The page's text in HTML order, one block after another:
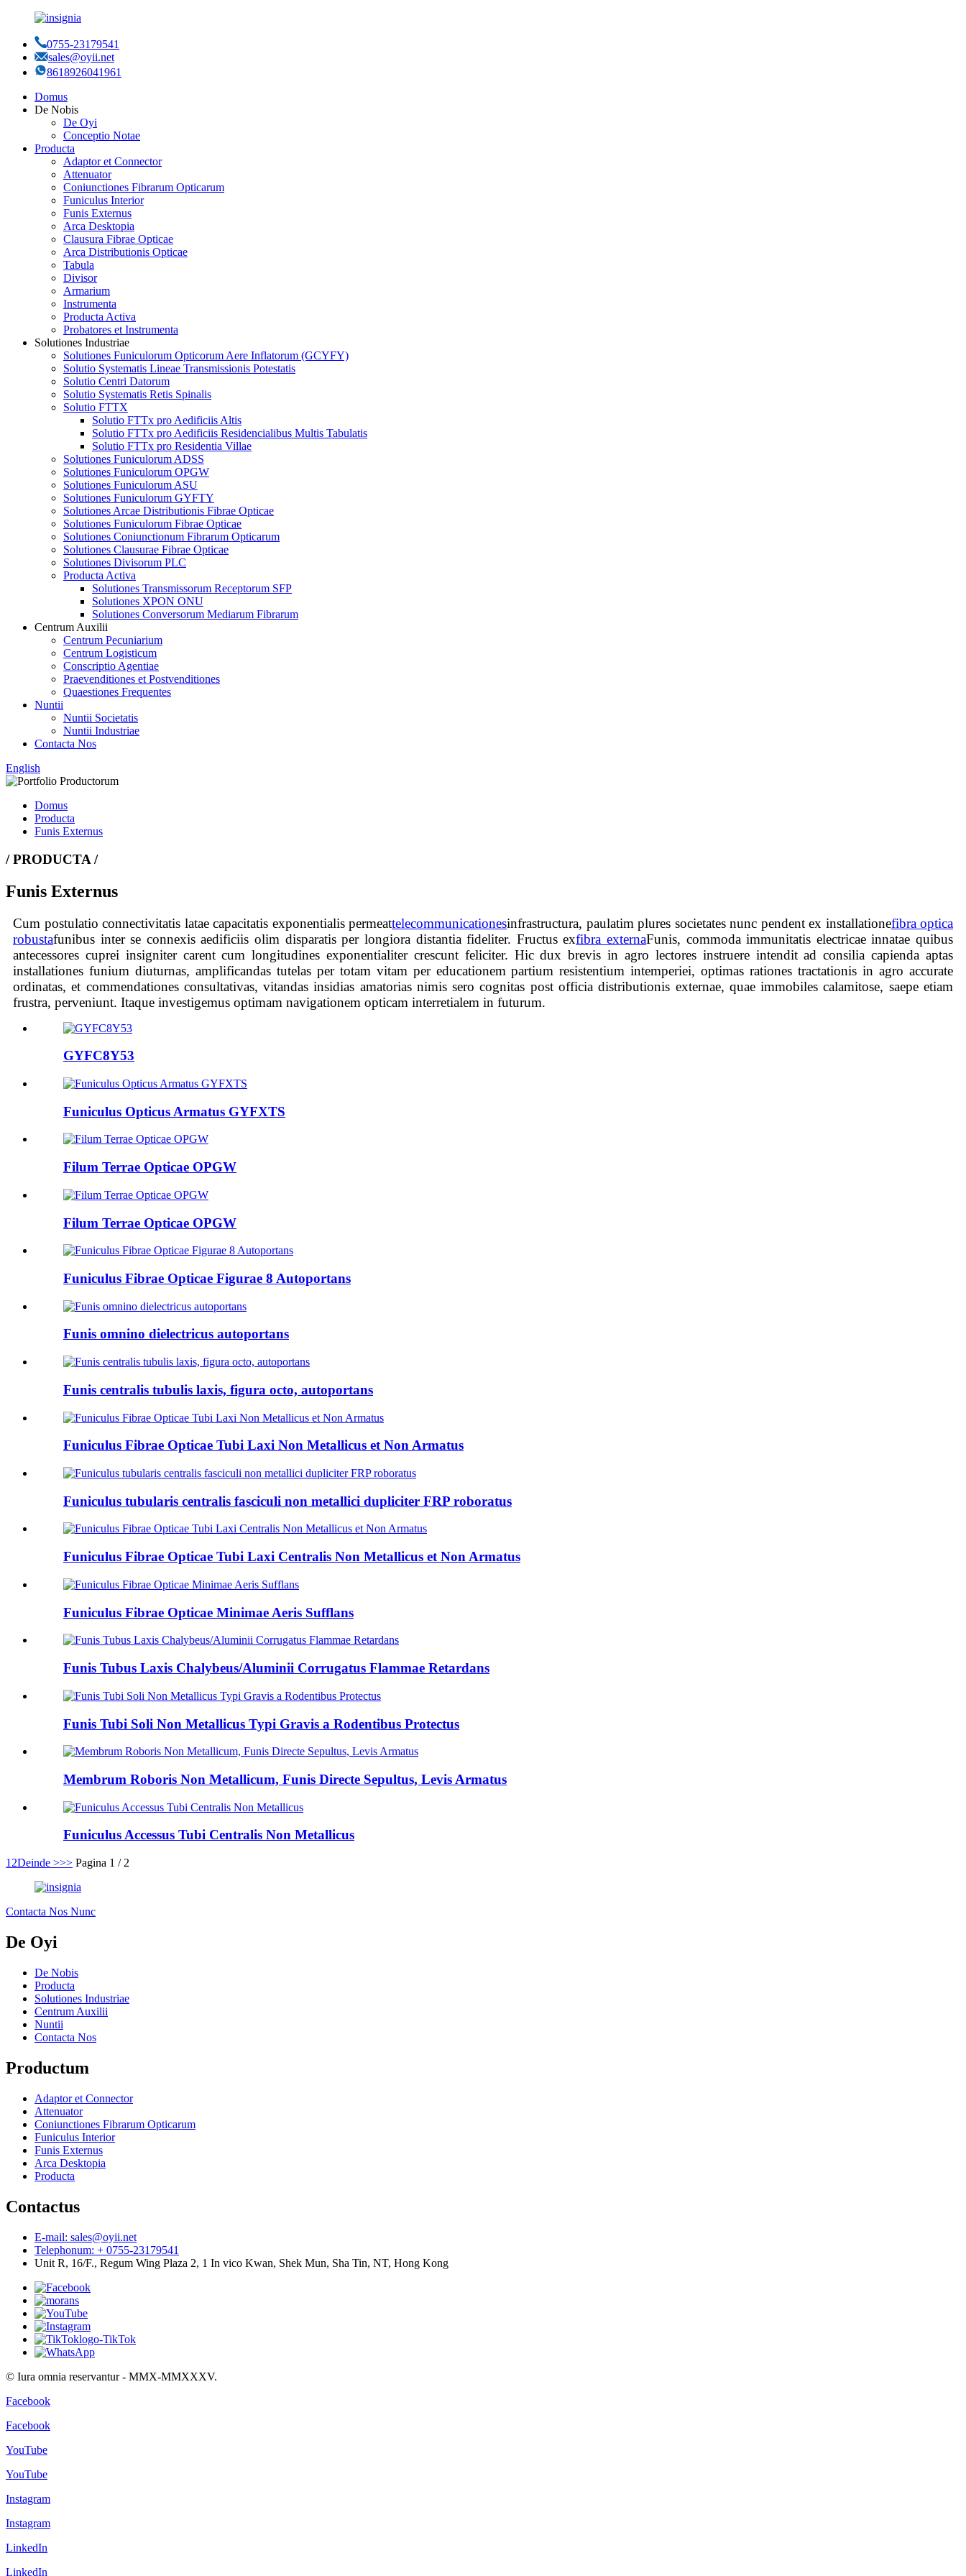
0755-23179541
sales@oyii.net
8618926041961
Domus
De Nobis
De Oyi
Conceptio Notae
Producta
Adaptor et Connector
Attenuator
Coniunctiones Fibrarum Opticarum
Funiculus Interior
Funis Externus
Arca Desktopia
Clausura Fibrae Opticae
Arca Distributionis Opticae
Tabula
Divisor
Armarium
Instrumenta
Producta Activa
Probatores et Instrumenta
Solutiones Industriae
Solutiones Funiculorum Opticorum Aere Inflatorum (GCYFY)
Solutio Systematis Lineae Transmissionis Potestatis
Solutio Centri Datorum
Solutio Systematis Retis Spinalis
Solutio FTTX
Solutio FTTx pro Aedificiis Altis
Solutio FTTx pro Aedificiis Residencialibus Multis Tabulatis
Solutio FTTx pro Residentia Villae
Solutiones Funiculorum ADSS
Solutiones Funiculorum OPGW
Solutiones Funiculorum ASU
Solutiones Funiculorum GYFTY
Solutiones Arcae Distributionis Fibrae Opticae
Solutiones Funiculorum Fibrae Opticae
Solutiones Coniunctionum Fibrarum Opticarum
Solutiones Clausurae Fibrae Opticae
Solutiones Divisorum PLC
Producta Activa
Solutiones Transmissorum Receptorum SFP
Solutiones XPON ONU
Solutiones Conversorum Mediarum Fibrarum
Centrum Auxilii
Centrum Pecuniarium
Centrum Logisticum
Conscriptio Agentiae
Praevenditiones et Postvenditiones
Quaestiones Frequentes
Nuntii
Nuntii Societatis
Nuntii Industriae
Contacta Nos
English
Domus
Producta
Funis Externus
/ PRODUCTA /
Funis Externus
Cum postulatio connectivitatis latae capacitatis exponentialis permeattelecommunicationesinfrastructura, paulatim plures societates nunc pendent ex installationefibra optica
robustafunibus inter se connexis aedificiis olim disparatis per longiora distantia fideliter. Fructus exfibra externaFunis, commoda immunitatis electricae innatae quibus
antecessores cuprei insigniter carent cum longitudines exponentialiter crescunt feliciter. Hic dux brevis in agro lectores instruere intendit ad consilia capienda aptas
installationes funium diuturnas, amplificandas tutelas per totam vitam per educationem partium resistentium intemperiei, optimas rationes tractationis in agro accurate
ordinatas, et commendationes consultativas, vitandas insidias amatorias nimis sero cognitas post officia distributionis externae, quae immobiles calamitose, saepe etiam
frustra, perveniunt. Itaque investigemus optimam navigationem opticam interretialem in futurum.
GYFC8Y53
Funiculus Opticus Armatus GYFXTS
Filum Terrae Opticae OPGW
Filum Terrae Opticae OPGW
Funiculus Fibrae Opticae Figurae 8 Autoportans
Funis omnino dielectricus autoportans
Funis centralis tubulis laxis, figura octo, autoportans
Funiculus Fibrae Opticae Tubi Laxi Non Metallicus et Non Armatus
Funiculus tubularis centralis fasciculi non metallici dupliciter FRP roboratus
Funiculus Fibrae Opticae Tubi Laxi Centralis Non Metallicus et Non Armatus
Funiculus Fibrae Opticae Minimae Aeris Sufflans
Funis Tubus Laxis Chalybeus/Aluminii Corrugatus Flammae Retardans
Funis Tubi Soli Non Metallicus Typi Gravis a Rodentibus Protectus
Membrum Roboris Non Metallicum, Funis Directe Sepultus, Levis Armatus
Funiculus Accessus Tubi Centralis Non Metallicus
1 2Deinde >>> Pagina 1 / 2
Contacta Nos Nunc
De Oyi
De Nobis
Producta
Solutiones Industriae
Centrum Auxilii
Nuntii
Contacta Nos
Productum
Adaptor et Connector
Attenuator
Coniunctiones Fibrarum Opticarum
Funiculus Interior
Funis Externus
Arca Desktopia
Producta
Contactus
E-mail: sales@oyii.net
Telephonum: + 0755-23179541
Unit R, 16/F., Regum Wing Plaza 2, 1 In vico Kwan, Shek Mun, Sha Tin, NT, Hong Kong
© Iura omnia reservantur - MMX-MMXXXV.
Facebook
Facebook
YouTube
YouTube
Instagram
Instagram
LinkedIn
LinkedIn